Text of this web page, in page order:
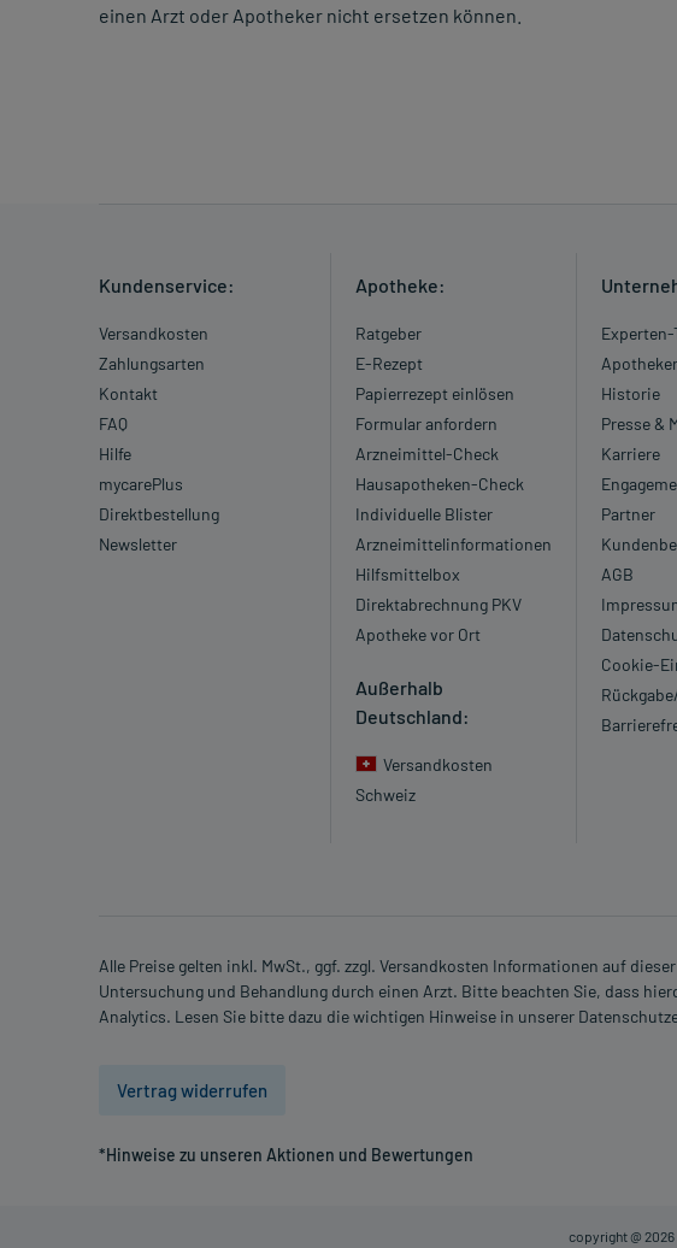
einen Arzt oder Apotheker nicht ersetzen können.
Kundenservice:
Versandkosten
Zahlungsarten
Kontakt
FAQ
Hilfe
mycarePlus
Direktbestellung
Newsletter
Apotheke:
Ratgeber
E-Rezept
Papierrezept einlösen
Formular anfordern
Arzneimittel-Check
Hausapotheken-Check
Individuelle Blister
Arzneimittelinformationen
Hilfsmittelbox
Direktabrechnung PKV
Apotheke vor Ort
Außerhalb
Deutschland:
Versandkosten
Schweiz
Experten-
Historie
Presse &
Karriere
Partner
AGB
Cookie-
Alle Preise gelten inkl. MwSt., ggf. zzgl. Versandkosten Informationen auf
Untersuchung und Behandlung durch einen Arzt. Bitte beachten Sie, dass
Analytics. Lesen Sie bitte dazu die wichtigen Hinweise in unserer
Vertrag widerrufen
*Hinweise zu unseren Aktionen und Bewertungen
copyright @